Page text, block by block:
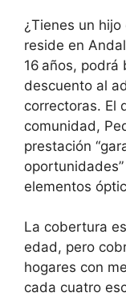
¿Tienes un
reside en
16 años, podrá
descuento al
correctoras. El
comunidad,
prestación
elementos
La cobertura
edad, pero
hogares con
cada cuatro